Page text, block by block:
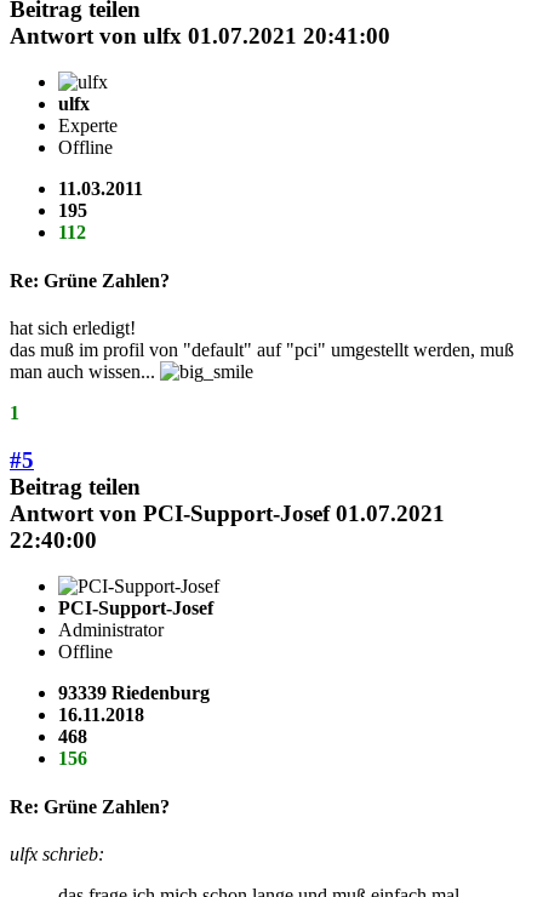
Beitrag teilen
Antwort von ulfx 01.07.2021 20:41:00
ulfx
Experte
Offline
11.03.2011
195
112
Re: Grüne Zahlen?
hat sich erledigt!
das muß im profil von "default" auf "pci" umgestellt werden, muß
man auch wissen...
1
#5
Beitrag teilen
Antwort von PCI-Support-Josef 01.07.2021
22:40:00
PCI-Support-Josef
Administrator
Offline
93339 Riedenburg
16.11.2018
468
156
Re: Grüne Zahlen?
ulfx schrieb: